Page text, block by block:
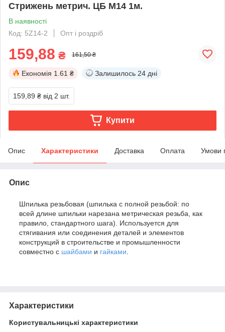
Стрижень метрич. ЦБ М14 1м.
В наявності
Код: 5Z14-2
Опт і роздріб
159,88 ₴ 161,50 ₴
Економія 1.61 ₴ Залишилось 24 дні
159,89 ₴ від 2 шт.
Купити
Опис Характеристики Доставка Оплата Умови
Опис
Шпилька резьбовая (шпилька с полной резьбой: по
всей длине шпильки нарезана метрическая резьба, как
правило, стандартного шага). Используется для
стягивания или соединения деталей и элементов
конструкций в строительстве и промышленности
совместно с шайбами и гайками
Характеристики
Користувальницькі характеристики